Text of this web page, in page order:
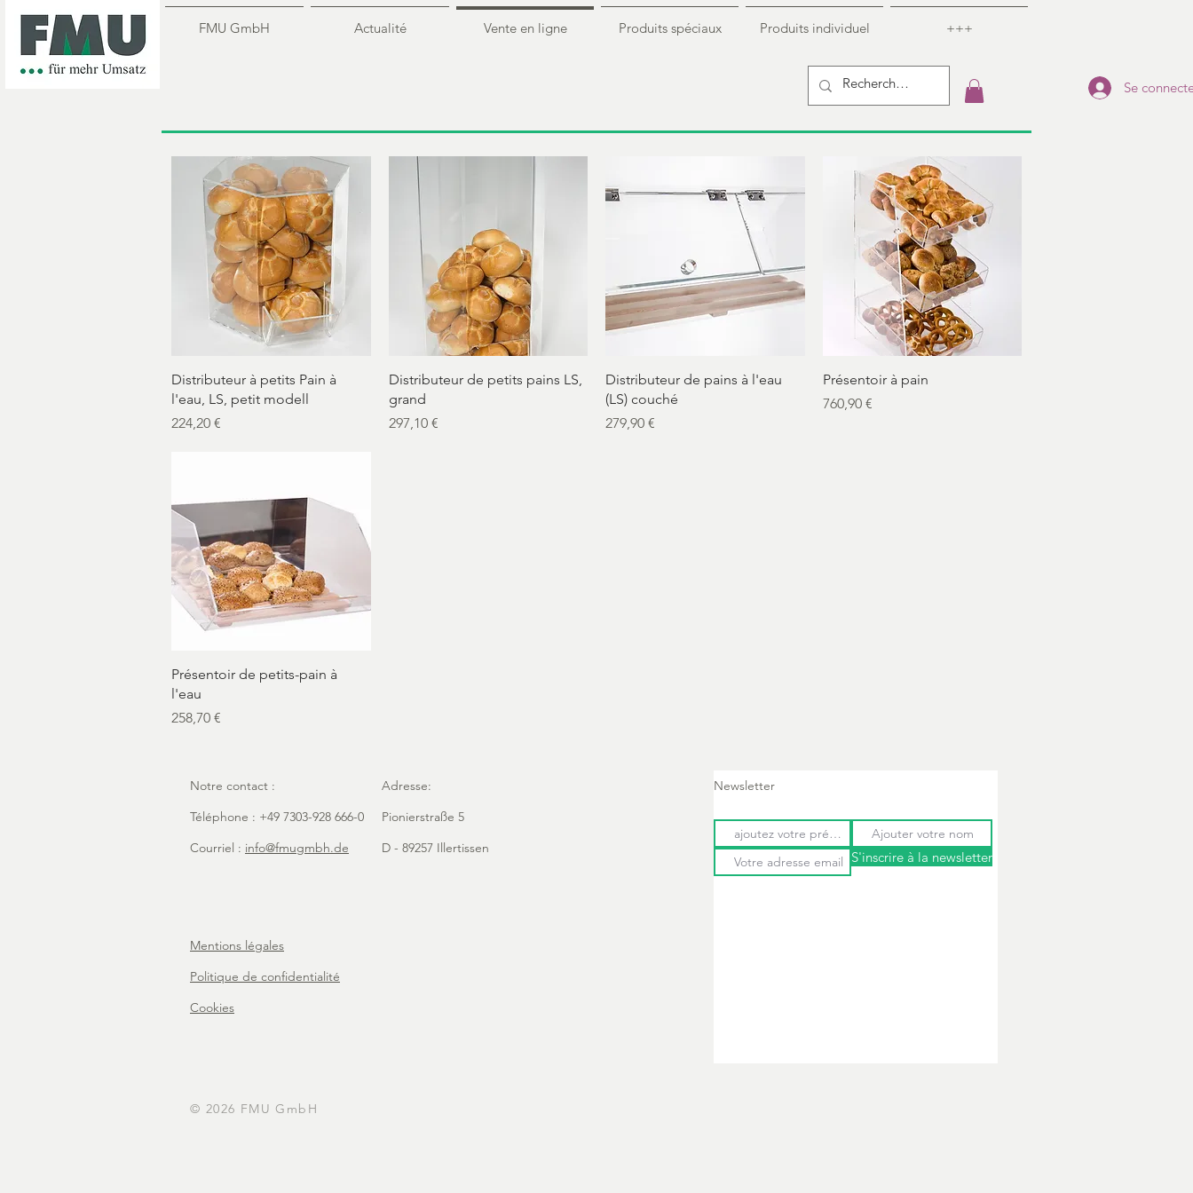
FMU GmbH Actualité Vente en ligne Produits spéciaux Produits individuel +++
Se
Aperçu rapide
Distributeur à petits Pain à
l'eau, LS, petit modell
Prix
224,20 €
Aperçu rapide
Distributeur de petits pains LS,
grand
Prix
297,10 €
Aperçu rapide
Distributeur de pains à l'eau
(LS) couché
Prix
279,90 €
Aperçu rapide
Présentoir à pain
Prix
760,90 €
Aperçu rapide
Présentoir de petits-pain à
l'eau
Prix
258,70 €
Notre contact :
Téléphone : +49 7303-928 666-0
Courriel : info@fmugmbh.de
Adresse:
Pionierstraße 5
D - 89257 Illertissen
Mentions légales
Politique de confidentialité
Cookies
Newsletter
S'inscrire à la newsletter
© 2026 FMU GmbH